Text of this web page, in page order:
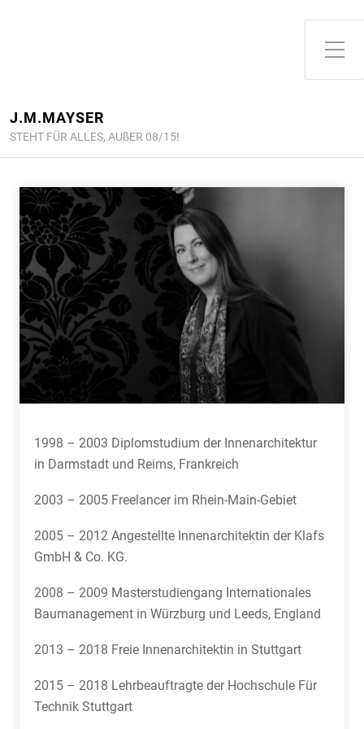
Toggle Side Menu
J.M.MAYSER
STEHT FÜR ALLES, AUßER 08/15!
1998 – 2003 Diplomstudium der Innenarchitektur
in Darmstadt und Reims, Frankreich
2003 – 2005 Freelancer im Rhein-Main-Gebiet
2005 – 2012 Angestellte Innenarchitektin der Klafs
GmbH & Co. KG.
2008 – 2009 Masterstudiengang Internationales
Baumanagement in Würzburg und Leeds, England
2013 – 2018 Freie Innenarchitektin in Stuttgart
2015 – 2018 Lehrbeauftragte der Hochschule Für
Technik Stuttgart